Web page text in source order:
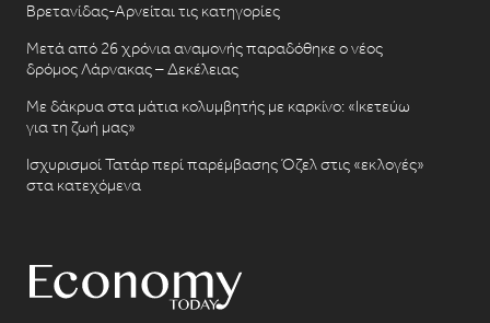
Βρετανίδας-Αρνείται τις κατηγορίες
Μετά από 26 χρόνια αναμονής παραδόθηκε ο νέος
δρόμος Λάρνακας – Δεκέλειας
Με δάκρυα στα μάτια κολυμβητής με καρκίνο: «Ικετεύω
για τη ζωή μας»
Ισχυρισμοί Τατάρ περί παρέμβασης Όζελ στις «εκλογές»
στα κατεχόμενα